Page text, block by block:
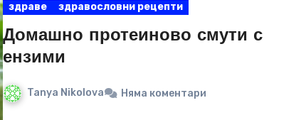
здраве здравословни рецепти
Домашно протеиново смути с
ензими
Tanya Nikolova Няма коментари